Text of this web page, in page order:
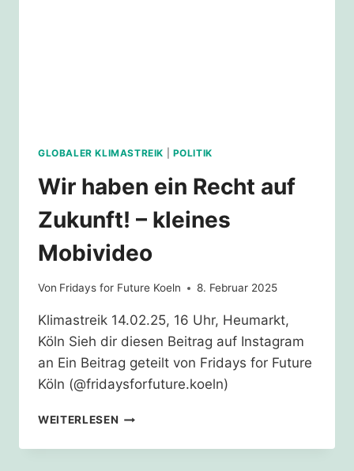
GLOBALER KLIMASTREIK POLITIK
Wir haben ein Recht auf
Zukunft! – kleines
Mobivideo
Von Fridays for Future Koeln 8. Februar 2025
Klimastreik 14.02.25, 16 Uhr, Heumarkt,
Köln Sieh dir diesen Beitrag auf Instagram
an Ein Beitrag geteilt von Fridays for Future
Köln (@fridaysforfuture.koeln)
WEITERLESEN WIR
EIN